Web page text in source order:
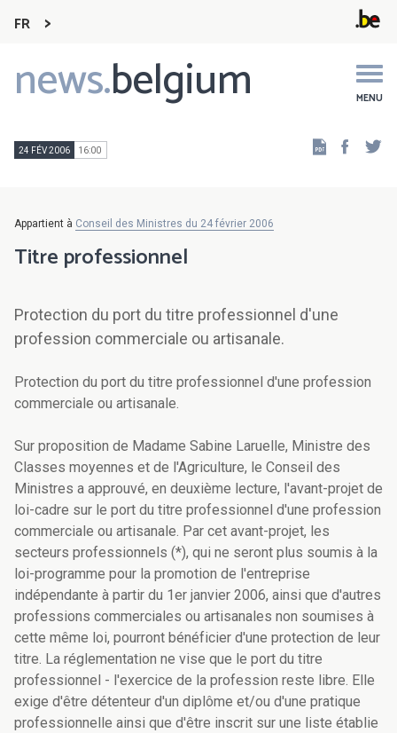
FR
news.belgium MENU
Main
navigation
24 FÉV 2006 16:00
Appartient à Conseil des Ministres du 24 février 2006
Titre professionnel
Protection du port du titre professionnel d'une
profession commerciale ou artisanale.
Protection du port du titre professionnel d'une profession
commerciale ou artisanale.
Sur proposition de Madame Sabine Laruelle, Ministre des
Classes moyennes et de l'Agriculture, le Conseil des
Ministres a approuvé, en deuxième lecture, l'avant-projet de
loi-cadre sur le port du titre professionnel d'une profession
commerciale ou artisanale. Par cet avant-projet, les
secteurs professionnels (*), qui ne seront plus soumis à la
loi-programme pour la promotion de l'entreprise
indépendante à partir du 1er janvier 2006, ainsi que d'autres
professions commerciales ou artisanales non soumises à
cette même loi, pourront bénéficier d'une protection de leur
titre. La réglementation ne vise que le port du titre
professionnel - l'exercice de la profession reste libre. Elle
exige d'être détenteur d'un diplôme et/ou d'une pratique
professionnelle ainsi que d'être inscrit sur une liste établie